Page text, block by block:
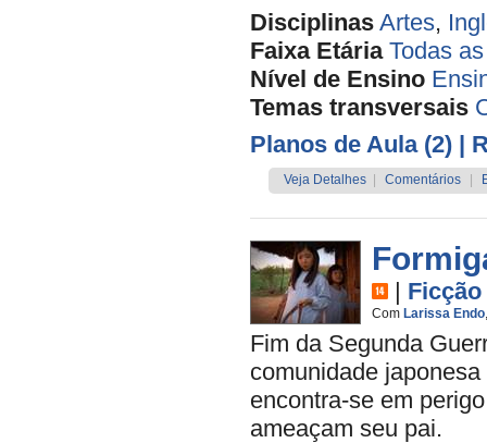
Disciplinas Artes,
Faixa Etária Todas
Nível de Ensino
Temas transversais
Planos de Aula (2) |
Veja Detalhes Comentários
| Ficção
Com Larissa Endo
Fim da Segunda
comunidade
encontra-se em
ameaçam seu pai.